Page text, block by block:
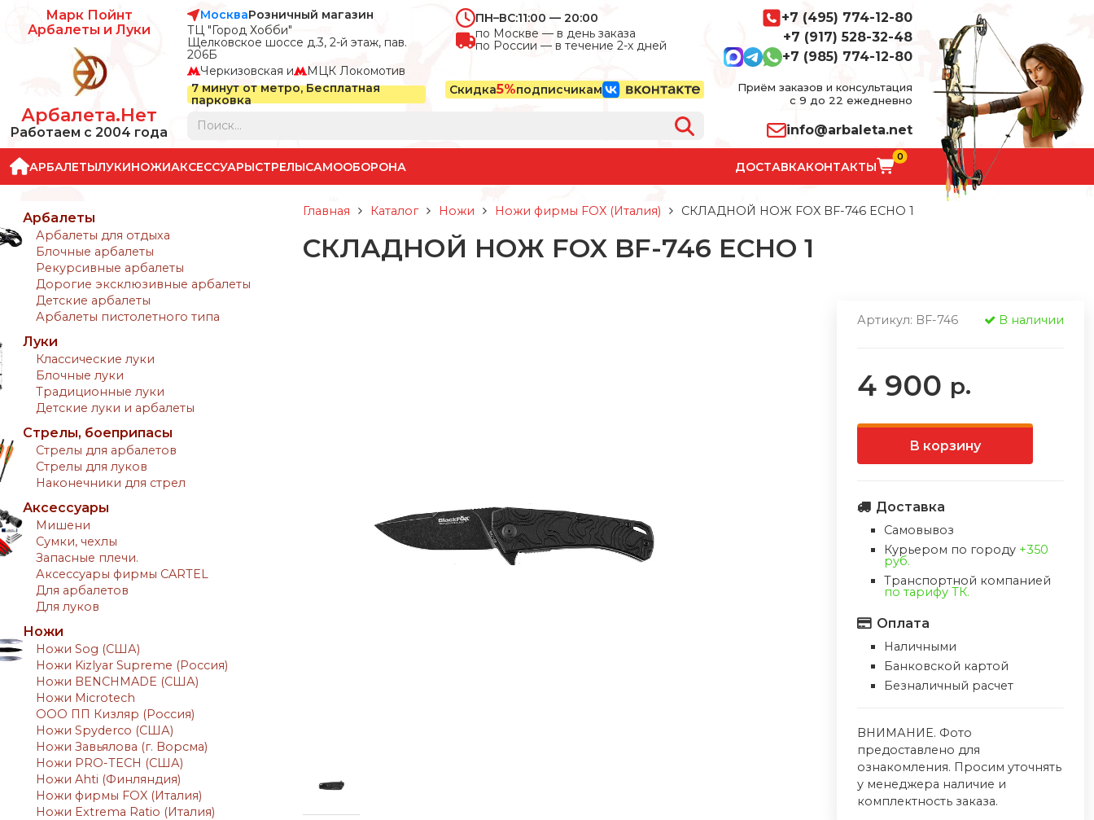
Марк Пойнт
Арбалеты и Луки
Арбалета.Нет
Работаем с 2004 года
МоскваРозничный магазин
ТЦ "Город Хобби"
Щелковское шоссе д.3, 2-й этаж, пав.
206Б
Черкизовская и
МЦК Локомотив
ПН–ВС:11:00 — 20:00
по Москве — в день заказа
по России — в течение 2-х дней
7 минут от метро, Бесплатная
парковка
Скидка5%подписчикам
+7 (495) 774-12-80
+7 (917) 528-32-48
+7 (985) 774-12-80
Приём заказов и консультация
с 9 до 22 ежедневно
info@arbaleta.net
АРБАЛЕТЫЛУКИНОЖИАКСЕССУАРЫСТРЕЛЫСАМООБОРОНА ДОСТАВКАКОНТАКТЫ
0
Арбалеты
Арбалеты для отдыха
Блочные арбалеты
Рекурсивные арбалеты
Дорогие эксклюзивные арбалеты
Детские арбалеты
Арбалеты пистолетного типа
Луки
Классические луки
Блочные луки
Традиционные луки
Детские луки и арбалеты
Стрелы, боеприпасы
Стрелы для арбалетов
Стрелы для луков
Наконечники для стрел
Аксессуары
Мишени
Сумки, чехлы
Запасные плечи.
Аксессуары фирмы CARTEL
Для арбалетов
Для луков
Ножи
Ножи Sog (США)
Ножи Kizlyar Supreme (Россия)
Ножи BENCHMADE (США)
Ножи Microtech
ООО ПП Кизляр (Россия)
Ножи Spyderco (США)
Ножи Завьялова (г. Ворсма)
Ножи PRO-TECH (США)
Ножи Ahti (Финляндия)
Ножи фирмы FOX (Италия)
Ножи Extrema Ratio (Италия)
Главная Каталог Ножи Ножи фирмы FOX (Италия) СКЛАДНОЙ НОЖ FOX BF-746 ECHO 1
СКЛАДНОЙ НОЖ FOX BF-746 ECHO 1
Артикул: BF-746 В наличии
4 900 р.
В корзину
Доставка
Самовывоз
Курьером по городу +350
руб.
Транспортной компанией
по тарифу ТК.
Оплата
Наличными
Банковской картой
Безналичный расчет
ВНИМАНИЕ. Фото
предоставлено для
ознакомления. Просим уточнять
у менеджера наличие и
комплектность заказа.